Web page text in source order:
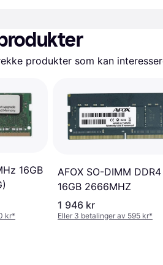
produkter som kan
16GB
kr*
AFOX SO-DIMM DDR4
16GB 2666MHZ
1 946 kr
Eller 3 betalinger av 595 kr*